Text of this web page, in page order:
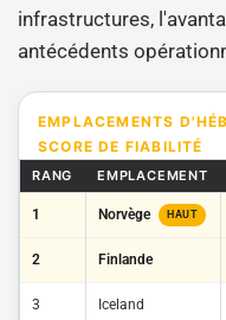
infrastructures,
antécédents
EMPLACEMENTS
SCORE DE FIABILITÉ
RANG EMPLACEMENT
1 Norvège HAUT
2 Finlande
3 Iceland